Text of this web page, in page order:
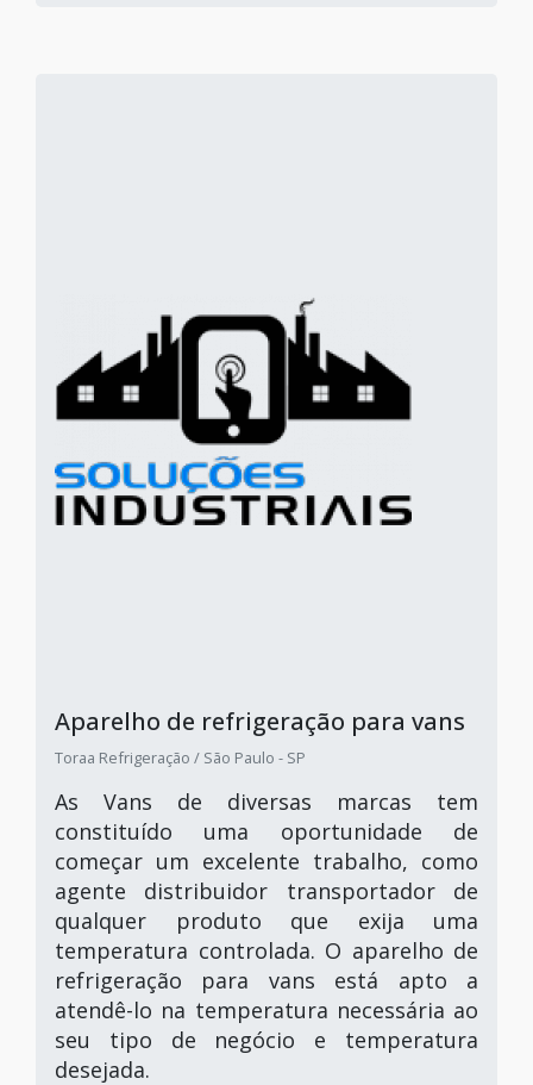
Aparelho de refrigeração para vans
Toraa Refrigeração / São Paulo - SP
As Vans de diversas marcas tem
constituído uma oportunidade de
começar um excelente trabalho, como
agente distribuidor transportador de
qualquer produto que exija uma
temperatura controlada. O aparelho de
refrigeração para vans está apto a
atendê-lo na temperatura necessária ao
seu tipo de negócio e temperatura
desejada.